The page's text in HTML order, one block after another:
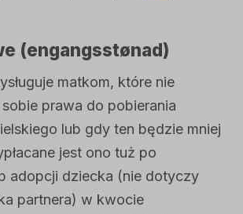
(engangsstønad)
matkom, które nie
prawa do pobierania
lub gdy ten będzie mniej
jest ono tuż po
adopcji dziecka (nie dotyczy
partnera) w kwocie